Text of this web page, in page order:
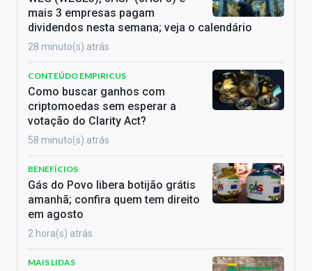
mais 3 empresas pagam
dividendos nesta semana; veja o calendário
28 minuto(s) atrás
CONTEÚDO EMPIRICUS
Como buscar ganhos com
criptomoedas sem esperar a
votação do Clarity Act?
58 minuto(s) atrás
BENEFÍCIOS
Gás do Povo libera botijão grátis
amanhã; confira quem tem direito
em agosto
2 hora(s) atrás
MAIS LIDAS